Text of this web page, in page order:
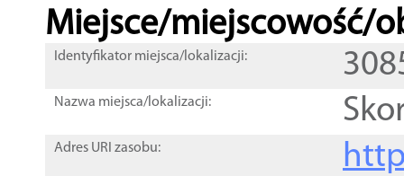
Miejsce/miejscowość/
Identyfikator miejsca/lokalizacji:
Nazwa miejsca/lokalizacji:
Adres URI zasobu: